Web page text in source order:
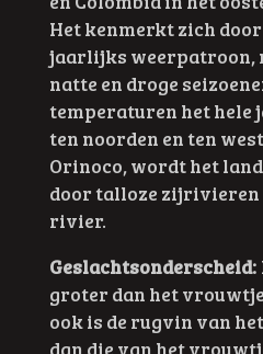
Het kenmerkt zich
jaarlijks weerpatroon,
natte en droge
temperaturen het hele
ten noorden en ten
Orinoco, wordt het
door talloze zijrivieren
rivier.
Geslachtsonderscheid:
groter dan het
ook is de rugvin van
dan die van het